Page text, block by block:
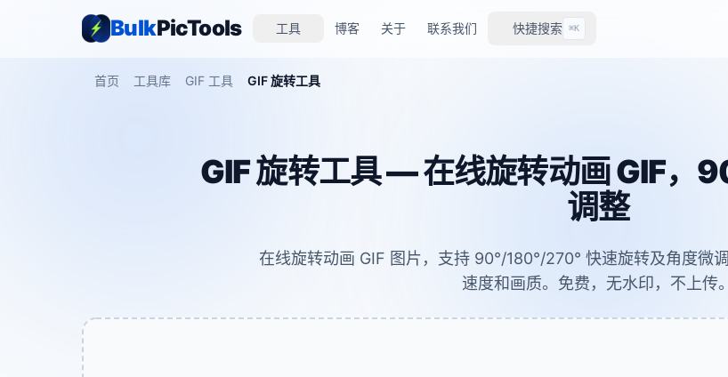
BulkPicTools 工具 博客 关于 联系我们 快捷搜索 ⌘K
首页 工具库 GIF 工具 GIF 旋转工具
GIF 旋转工具 — 在线旋转动画 GIF，
调整
在线旋转动画 GIF 图片，支持 90°/180°/270° 快速旋转及角度微
速度和画质。免费，无水印，不上传。